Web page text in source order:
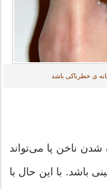
ی خطرناکی باشد
ناخن پا می‌تواند
باشد. با این حال با